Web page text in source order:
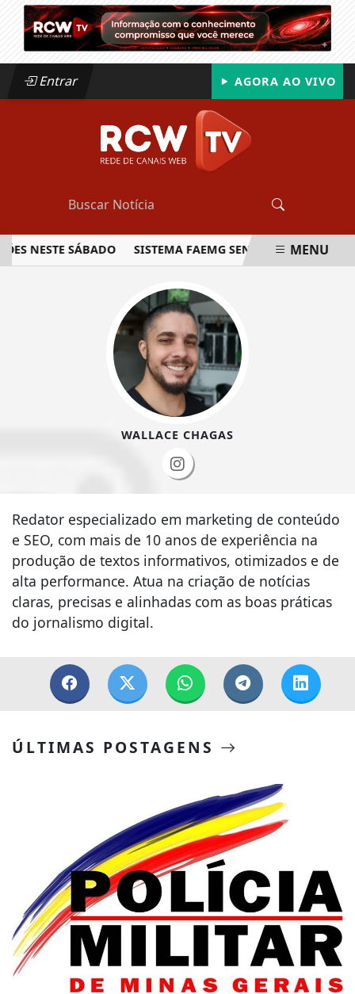
Entrar AGORA AO VIVO
NESTE SÁBADO SISTEMA FAEMG SENAR LANÇA OMENU
WALLACE CHAGAS
Redator especializado em marketing de conteúdo
e SEO, com mais de 10 anos de experiência na
produção de textos informativos, otimizados e de
alta performance. Atua na criação de notícias
claras, precisas e alinhadas com as boas práticas
do jornalismo digital.
ÚLTIMAS POSTAGENS